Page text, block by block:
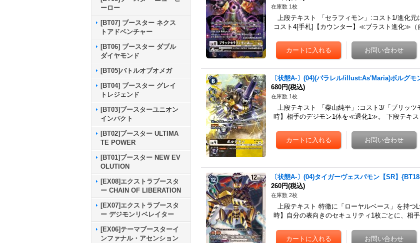
ーロー
[BT07] ブースター ネクス
トアドベンチャー
[BT06] ブースター ダブル
ダイヤモンド
[BT05]バトルオブオメガ
[BT04] ブースター グレイ
トレジェンド
[BT03]ブースターユニオン
インパクト
[BT02]ブースター ULTIMA
TE POWER
[BT01]ブースター NEW EV
OLUTION
[EX08]エクストラブースタ
ー CHAIN OF LIBERATION
[EX07]エクストラブースタ
ー デジモンリベレイター
[EX06]テーマブースターイ
ンファナル・アセンション
在庫数 1枚
上段テキスト 「セラフィモン」:コスト1/進化
コスト4[手札]【カウンター】≪ブラスト進化≫
〔状態A-〕(04)(パラレル/illust:As'Maria)ボルグモ
680円(税込)
在庫数 1枚
上段テキスト 「柴山純平」:コスト3/「ブリッ
時】相手のデジモン1体を≪退化1≫。 下段テキ
〔状態A-〕(04)タイガーヴェスパモン【SR】
260円(税込)
在庫数 2枚
上段テキスト 特徴に「ローヤルベース」を持
時】自分の表向きのセキュリティ1枚ごとに、相